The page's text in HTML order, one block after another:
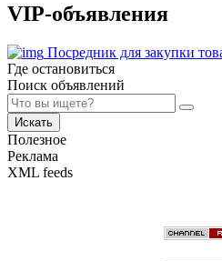
VIP-объявления
Посредник для закупки
Где остановиться
Поиск объявлений
Искать
Полезное
Реклама
XML feeds